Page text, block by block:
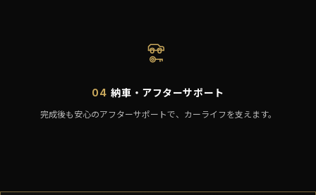
04 納車・アフターサポート
完成後も安心のアフターサポートで、カーライフを支えます。